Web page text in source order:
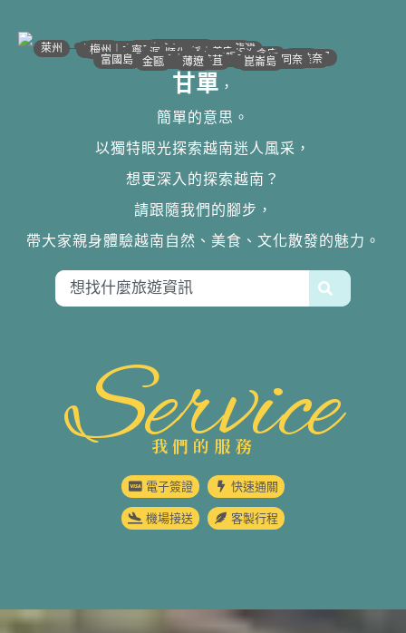
• 河江｜高平
沙壩 •
萊州 • 宣光 •
安沛｜木江界 •
• 太原
梅州｜木州•• 北江｜北寧
• 下龍灣
• 河內
•海防｜海洋
• 南定｜清化
寧平 ••河靜｜義安
洞海 •
順化 •• 峴港
• 會安
• 歸仁
邦美蜀 •
大叻 ••芽莊｜潘郎
•潘切｜美奈
平陽 •
西寧 •
胡志明 •
美萩 •
富國島 •迪石 •
金甌 • • 同奈
• 頭頓
• 芹苴 •崑崙島
• 薄遼
甘單 ，
簡單的意思。
以獨特眼光探索越南迷人風采，
想更深入的探索越南？
請跟隨我們的腳步，
帶大家親身體驗越南自然、美食、文化散發的魅力。
Service
我們的服務
電子簽證 快速通關
機場接送 客製行程